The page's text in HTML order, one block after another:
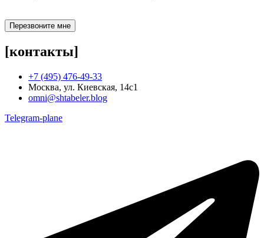
Перезвоните мне
[контакты]
+7 (495) 476-49-33
Москва, ул. Киевская, 14с1
omni@shtabeler.blog
Telegram-plane